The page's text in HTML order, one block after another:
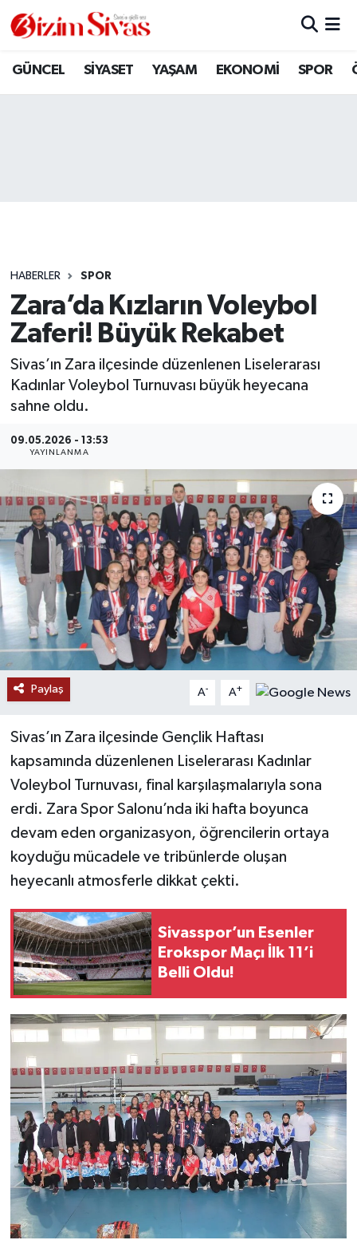
GÜNCEL SİYASET YAŞAM EKONOMİ SPOR
HABERLER SPOR
Zara’da Kızların Voleybol
Zaferi! Büyük Rekabet
Sivas’ın Zara ilçesinde düzenlenen Liselerarası
Kadınlar Voleybol Turnuvası büyük heyecana
sahne oldu.
09.05.2026 - 13:53
YAYINLANMA
Paylaş A- A+
Sivas’ın Zara ilçesinde Gençlik Haftası
kapsamında düzenlenen Liselerarası Kadınlar
Voleybol Turnuvası, final karşılaşmalarıyla sona
erdi. Zara Spor Salonu’nda iki hafta boyunca
devam eden organizasyon, öğrencilerin ortaya
koyduğu mücadele ve tribünlerde oluşan
heyecanlı atmosferle dikkat çekti.
Sivasspor’un Esenler
Erokspor Maçı İlk 11’i
Belli Oldu!
ARAMIZDAN AYRILANLAR
GÜNCEL
KÜLTÜR
MAGAZİN
RESMİ İLANLAR
SAĞLIK
SİYASET
SOSYAL YARDIMLAR
SPONSORLU YAZI
SPOR
YAŞAM
Sivas Nöbetçi Eczaneler
Son Dakika Haberleri
Haber Arşivi